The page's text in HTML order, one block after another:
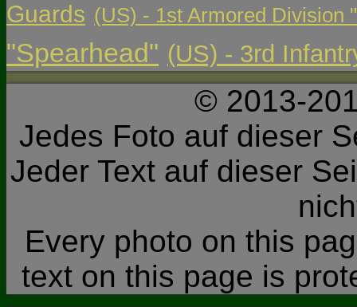
Guards (US) - 1st Armored Division
"Spearhead" (US) - 3rd
© 2013-
Jedes Foto auf dieser
Jeder Text auf dieser
Every photo on this
text on this page is